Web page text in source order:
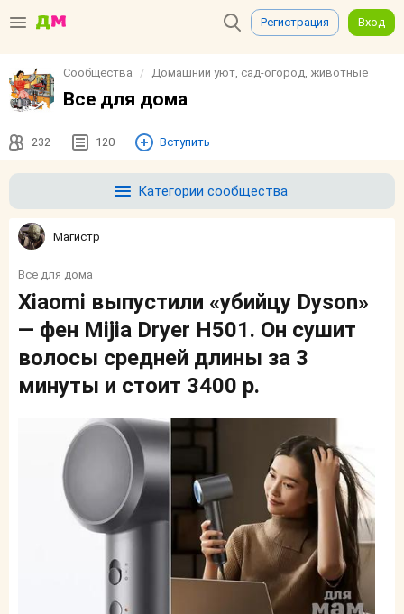
Регистрация Вход
Сообщества Домашний уют, сад-огород, животные
Все для дома
232 120 Вступить
Категории сообщества
Магистр
Все для дома
Xiaomi выпустили «убийцу Dyson»
— фен Mijia Dryer H501. Он сушит
волосы средней длины за 3
минуты и стоит 3400 р.